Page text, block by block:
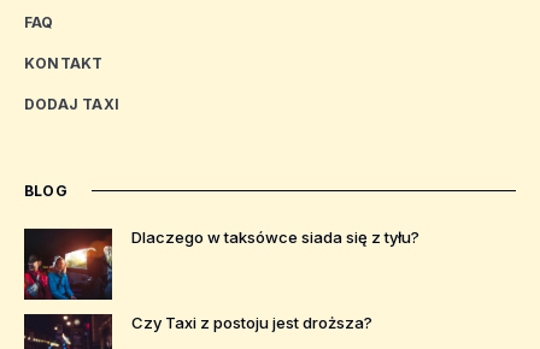
FAQ
KONTAKT
DODAJ TAXI
BLOG
Dlaczego w taksówce siada się z tyłu?
Czy Taxi z postoju jest droższa?